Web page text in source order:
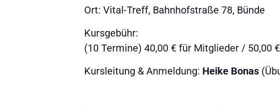
Ort: Vital-Treff, Bahnhofstraße 78, Bünde
Kursgebühr:
(10 Termine) 40,00 € für Mitglieder / 50,00
Kursleitung & Anmeldung: Heike Bonas